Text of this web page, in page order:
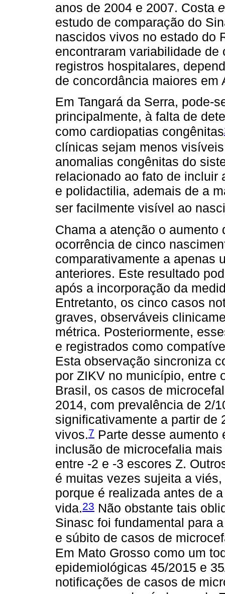
anos de 2004 e 2007. Costa
estudo de comparação do
nascidos vivos no estado do
encontraram variabilidade
registros hospitalares,
de concordância maiores em
Em Tangará da Serra, pode-
principalmente, à falta de
como cardiopatias congênitas
clínicas sejam menos
anomalias congênitas do
relacionado ao fato de incluir
e polidactilia, ademais de a
ser facilmente visível ao
Chama a atenção o
ocorrência de cinco
comparativamente a apenas
anteriores. Este resultado
após a incorporação da
Entretanto, os cinco casos
graves, observáveis
métrica. Posteriormente,
e registrados como
Esta observação sincroniza
por ZIKV no município, entre
Brasil, os casos de
2014, com prevalência de 2/
significativamente a partir de
vivos.7 Parte desse aumento
inclusão de microcefalia
entre -2 e -3 escores Z.
é muitas vezes sujeita a
porque é realizada antes de
vida.23 Não obstante tais
Sinasc foi fundamental para
e súbito de casos de
Em Mato Grosso como um
epidemiológicas 45/2015 e
notificações de casos de